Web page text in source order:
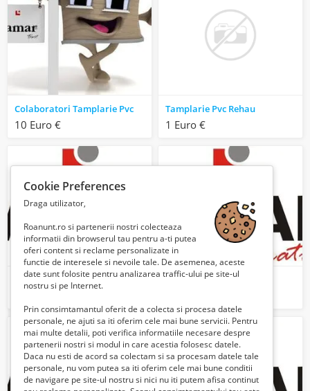
Colaboratori Tamplarie Pvc
10 Euro €
Tamplarie Pvc Rehau
1 Euro €
Dealeri tamplarie pvc Tamplarie Pvc
Cookie Preferences
Draga utilizator,
Roanunt.ro si partenerii nostri colecteaza
informatii din browserul tau pentru a-ti putea
oferi content si reclame personalizate in
functie de interesele si nevoile tale. De asemenea, aceste
date sunt folosite pentru analizarea traffic-ului pe site-ul
nostru si pe Internet.
Prin consimtamantul oferit de a colecta si procesa datele
personale, ne ajuti sa iti oferim cele mai bune servicii. Pentru
mai multe detalii, poti verifica informatiile necesare despre
partenerii nostri si modul in care acestia folosesc datele.
Daca nu esti de acord sa colectam si sa procesam datele tale
personale, nu vom putea sa iti oferim cele mai bune conditii
de navigare pe site-ul nostru si nici nu iti putem afisa continut